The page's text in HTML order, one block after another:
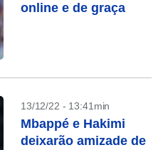
online e de graça
13/12/22 - 13:41min
Mbappé e Hakimi
deixarão amizade de